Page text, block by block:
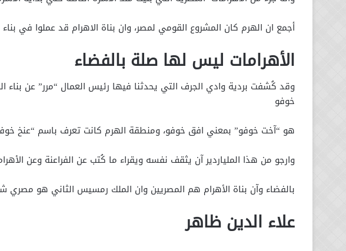
أجمع ان الهرم كان المشروع القومي لمصر، وان بناة الاهرام قد عملوا في بناء الهرم
الأهرامات ليس لها صلة بالفضاء
وقد كُشفت بردية وادي الجرف التي يحدثنا فيها رئيس العمال “مرر” عن بناء
خوفو
هو “آخت خوفو” بمعني افق خوفو، ومنطقة الهرم كانت تعرف باسم “عنخ
وارجو من هذا الملياردير آن يثقف نفسه ويقراء ما كُتب عن الفراعنة وعن
بالفضاء وآن بناة الأهرام هم المصريين وان الملك رمسيس الثاني هو مصري
علاء الدين ظاهر